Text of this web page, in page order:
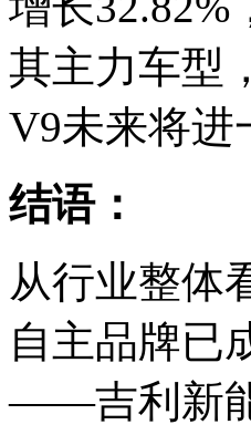
其主力车型
V9未来将进
结语：
从行业整体
自主品牌已
——吉利新能